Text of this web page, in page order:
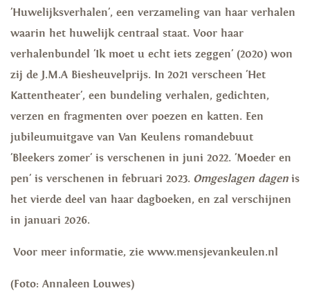
'Huwelijksverhalen', een verzameling van haar verhalen
waarin het huwelijk centraal staat. Voor haar
verhalenbundel 'Ik moet u echt iets zeggen' (2020) won
zij de J.M.A Biesheuvelprijs. In 2021 verscheen 'Het
Kattentheater', een bundeling verhalen, gedichten,
verzen en fragmenten over poezen en katten. Een
jubileumuitgave van Van Keulens romandebuut
'Bleekers zomer' is verschenen in juni 2022. 'Moeder en
pen' is verschenen in februari 2023. Omgeslagen dagen is
het vierde deel van haar dagboeken, en zal verschijnen
in januari 2026.
Voor meer informatie, zie www.mensjevankeulen.nl
(Foto: Annaleen Louwes)